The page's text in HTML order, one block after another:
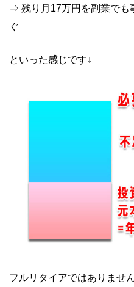
⇒ 残り月17万円を副業でも
ぐ
といった感じです↓
フルリタイアではありませ